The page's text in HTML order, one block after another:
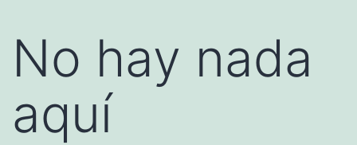
No hay nada
aquí